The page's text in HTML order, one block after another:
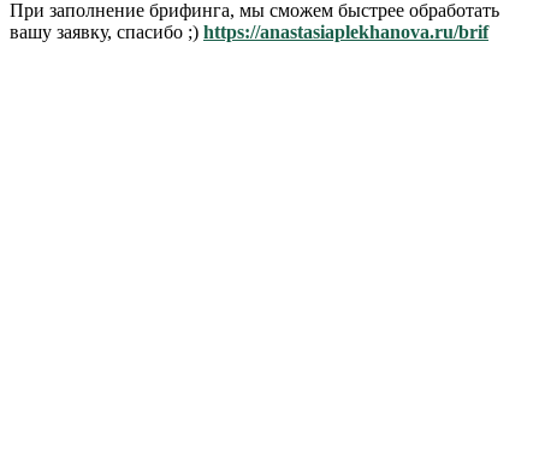
При заполнение брифинга, мы сможем быстрее обработать
вашу заявку, спасибо ;) https://anastasiaplekhanova.ru/brif